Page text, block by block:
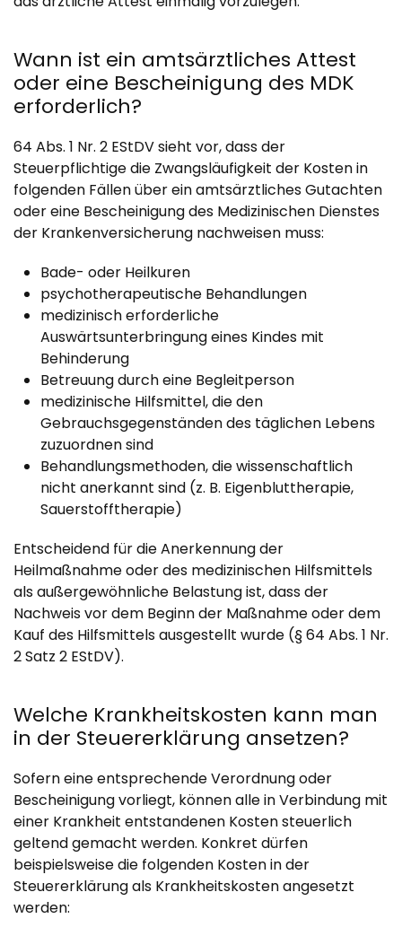
Wann ist ein amtsärztliches Attest
oder eine Bescheinigung des MDK
erforderlich?
64 Abs. 1 Nr. 2 EStDV sieht vor, dass der
Steuerpflichtige die Zwangsläufigkeit der Kosten in
folgenden Fällen über ein amtsärztliches Gutachten
oder eine Bescheinigung des Medizinischen Dienstes
der Krankenversicherung nachweisen muss:
Bade- oder Heilkuren
psychotherapeutische Behandlungen
medizinisch erforderliche
Auswärtsunterbringung eines Kindes mit
Behinderung
Betreuung durch eine Begleitperson
medizinische Hilfsmittel, die den
Gebrauchsgegenständen des täglichen Lebens
zuzuordnen sind
Behandlungsmethoden, die wissenschaftlich
nicht anerkannt sind (z. B. Eigenbluttherapie,
Sauerstofftherapie)
Entscheidend für die Anerkennung der
Heilmaßnahme oder des medizinischen Hilfsmittels
als außergewöhnliche Belastung ist, dass der
Nachweis vor dem Beginn der Maßnahme oder dem
Kauf des Hilfsmittels ausgestellt wurde (§ 64 Abs. 1 Nr.
2 Satz 2 EStDV).
Welche Krankheitskosten kann man
in der Steuererklärung ansetzen?
Sofern eine entsprechende Verordnung oder
Bescheinigung vorliegt, können alle in Verbindung mit
einer Krankheit entstandenen Kosten steuerlich
geltend gemacht werden. Konkret dürfen
beispielsweise die folgenden Kosten in der
Steuererklärung als Krankheitskosten angesetzt
werden: